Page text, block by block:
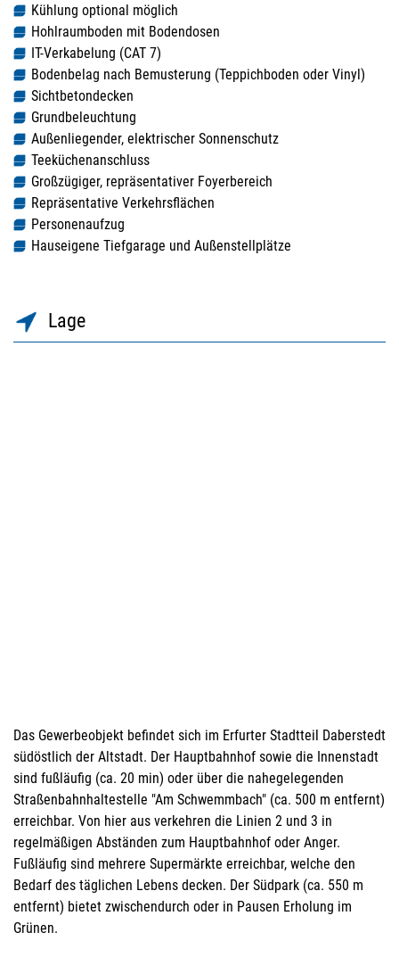
Kühlung optional möglich
Hohlraumboden mit Bodendosen
IT-Verkabelung (CAT 7)
Bodenbelag nach Bemusterung (Teppichboden oder Vinyl)
Sichtbetondecken
Grundbeleuchtung
Außenliegender, elektrischer Sonnenschutz
Teeküchenanschluss
Großzügiger, repräsentativer Foyerbereich
Repräsentative Verkehrsflächen
Personenaufzug
Hauseigene Tiefgarage und Außenstellplätze
Lage
Das Gewerbeobjekt befindet sich im Erfurter Stadtteil Daberstedt
südöstlich der Altstadt. Der Hauptbahnhof sowie die Innenstadt
sind fußläufig (ca. 20 min) oder über die nahegelegenden
Straßenbahnhaltestelle "Am Schwemmbach" (ca. 500 m entfernt)
erreichbar. Von hier aus verkehren die Linien 2 und 3 in
regelmäßigen Abständen zum Hauptbahnhof oder Anger.
Fußläufig sind mehrere Supermärkte erreichbar, welche den
Bedarf des täglichen Lebens decken. Der Südpark (ca. 550 m
entfernt) bietet zwischendurch oder in Pausen Erholung im
Grünen.